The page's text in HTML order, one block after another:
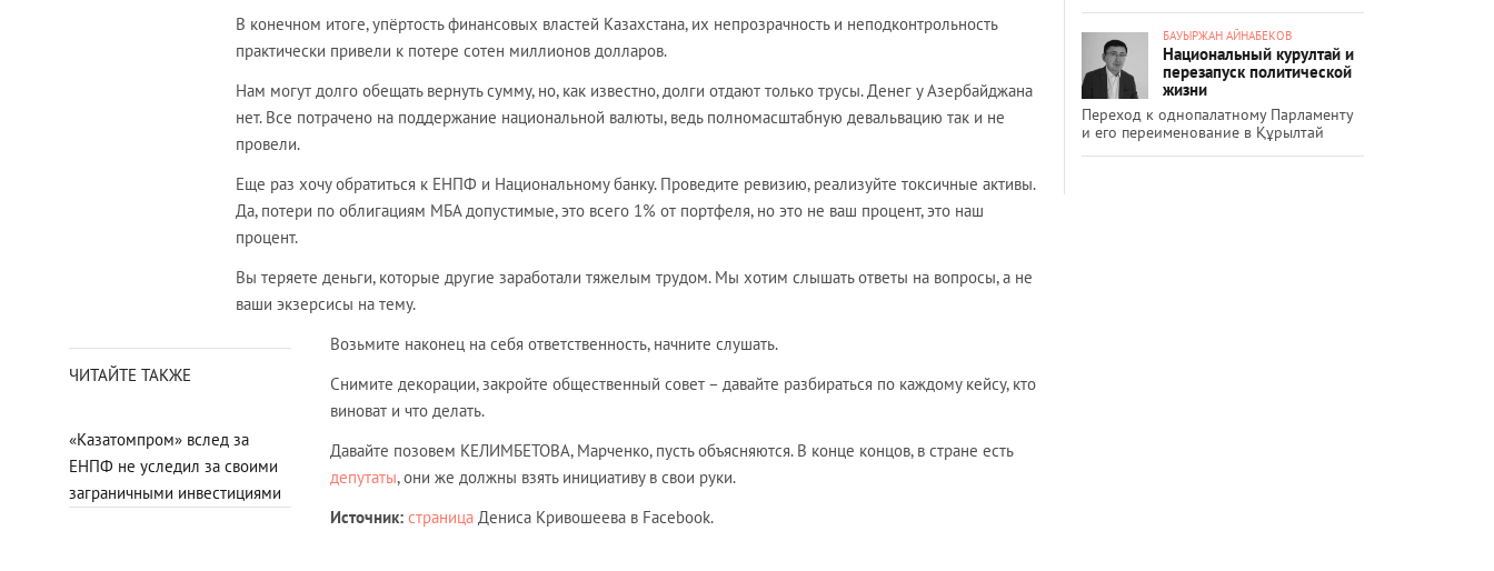
В конечном итоге, упёртость финансовых властей Казахстана, их непрозрачность и неподконтрольность
практически привели к потере сотен миллионов долларов.
Нам могут долго обещать вернуть сумму, но, как известно, долги отдают только трусы. Денег у Азербайджана
нет. Все потрачено на поддержание национальной валюты, ведь полномасштабную девальвацию так и не
провели.
Еще раз хочу обратиться к ЕНПФ и Национальному банку. Проведите ревизию, реализуйте токсичные активы.
Да, потери по облигациям МБА допустимые, это всего 1% от портфеля, но это не ваш процент, это наш
процент.
Вы теряете деньги, которые другие заработали тяжелым трудом. Мы хотим слышать ответы на вопросы, а не
ваши экзерсисы на тему.
ЧИТАЙТЕ ТАКЖЕ
«Казатомпром» вслед за
ЕНПФ не уследил за своими
заграничными инвестициями
Возьмите наконец на себя ответственность, начните слушать.
Снимите декорации, закройте общественный совет – давайте разбираться по каждому кейсу, кто
виноват и что делать.
Давайте позовем КЕЛИМБЕТОВА, Марченко, пусть объясняются. В конце концов, в стране есть
депутаты, они же должны взять инициативу в свои руки.
Источник: страница Дениса Кривошеева в Facebook.
БАУЫРЖАН АЙНАБЕКОВ
Национальный курултай и
перезапуск политической
жизни
Переход к однопалатному Парламенту
и его переименование в Құрылтай